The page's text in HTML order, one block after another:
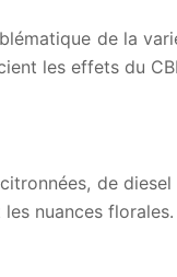
de la
les effets du
de
nuances florales.